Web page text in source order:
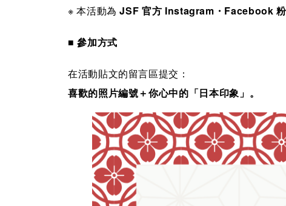
※ 本活動為JSF 官方 Instagram・Facebook 粉
■ 參加方式
在活動貼文的留言區提交：
喜歡的照片編號＋你心中的「日本印象」。